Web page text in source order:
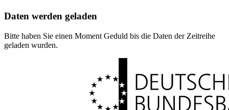
Daten werden geladen
Bitte haben Sie einen Moment Geduld bis die Daten der Zeitreihe
geladen wurden.